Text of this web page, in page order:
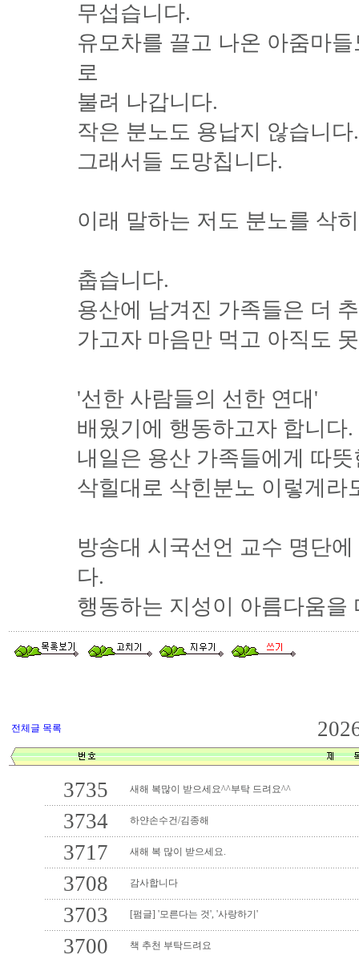
무섭습니다.
유모차를 끌고 나온 아줌마
로
불려 나갑니다.
작은 분노도 용납지 않습니다.
그래서들 도망칩니다.
이래 말하는 저도 분노를 삭
춥습니다.
용산에 남겨진 가족들은 더
가고자 마음만 먹고 아직도
'선한 사람들의 선한 연대'
배웠기에 행동하고자 합니다.
내일은 용산 가족들에게 따
삭힐대로 삭힌분노 이렇게라
방송대 시국선언 교수 명단
다.
행동하는 지성이 아름다움을
전체글 목록
3735 새해 복많이 받으세요^^부탁 드려요^^
3734 하얀손수건/김종해
3717 새해 복 많이 받으세요.
3708 감사합니다
3703 [펌글] '모른다는 것', '사랑하기'
3700 책 추천 부탁드려요